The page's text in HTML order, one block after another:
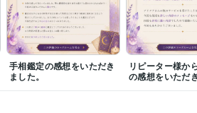
手相鑑定の感想をいただき
ました。
リピーター様か
の感想をいただ